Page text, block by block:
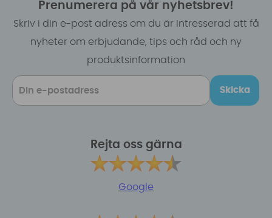
Prenumerera på vår nyhetsbrev!
Skriv i din e-post adress om du är intresserad att få
nyheter om erbjudande, tips och råd och ny
produktsinformation
Skicka
Rejta oss gärna
Google